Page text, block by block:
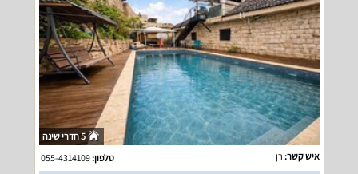
5 חדרי שינה
איש קשר: רן טלפון:055-4314109